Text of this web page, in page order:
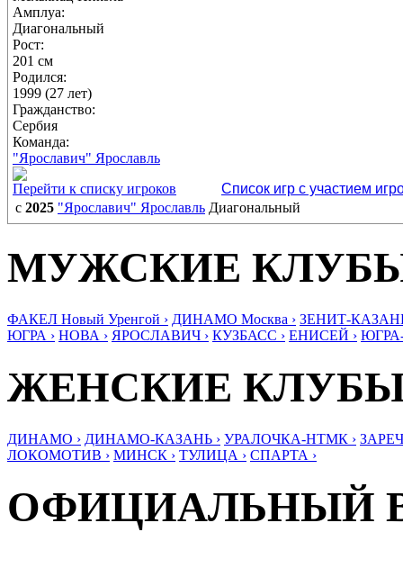
Амплуа:
Диагональный
Рост:
201 см
Родился:
1999 (27 лет)
Гражданство:
Сербия
Команда:
"Ярославич" Ярославль
Перейти к списку игроков
Список игр с участием
с 2025 "Ярославич" Ярославль Диагональный
МУЖСКИЕ
ФАКЕЛ Новый Уренгой › ДИНАМО Москва › ЗЕНИТ-
ЮГРА › НОВА › ЯРОСЛАВИЧ › КУЗБАСС › ЕНИСЕЙ ›
ЖЕНСКИЕ
ДИНАМО › ДИНАМО-КАЗАНЬ › УРАЛОЧКА-НТМК ›
ЛОКОМОТИВ › МИНСК › ТУЛИЦА › СПАРТА ›
ОФИЦИАЛЬНЫЙ